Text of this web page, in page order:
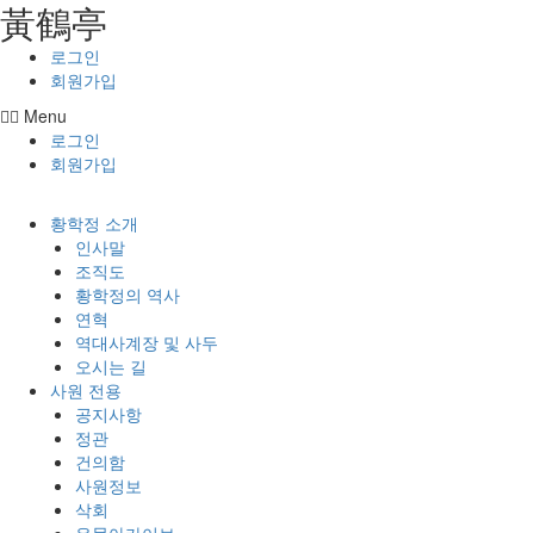
콘텐츠로
건너뛰기
⿈鶴亭
로그인
회원가입
Menu
로그인
회원가입
황학정 소개
인사말
조직도
황학정의 역사
연혁
역대사계장 및 사두
오시는 길
사원 전용
공지사항
정관
건의함
사원정보
삭회